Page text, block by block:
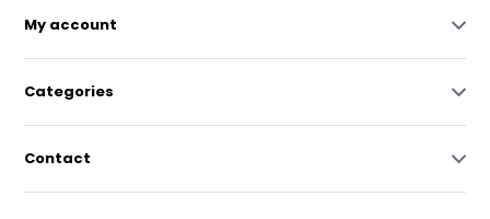
My account
Categories
Contact